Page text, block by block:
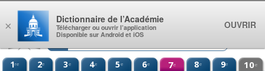
Aller au contenu
1re 2e 3e 4e 5e 6e 7e 8e 9e 10e
×
Dictionnaire de l’Académie
Télécharger ou ouvrir l’application
Disponible sur Android et iOS
OUVRIR